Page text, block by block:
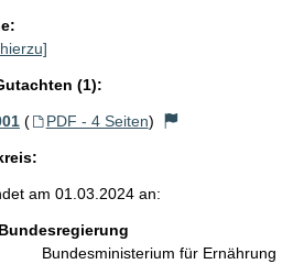
(1):
( PDF - 4 Seiten)
am 01.03.2024 an:
Bundesregierung
Bundesministerium für Ernährung